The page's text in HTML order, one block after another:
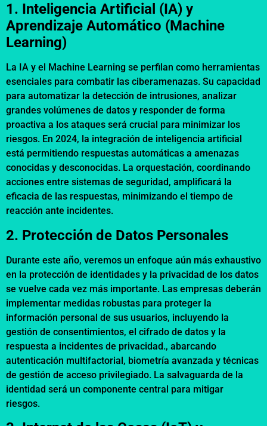
1. Inteligencia Artificial (IA) y
Aprendizaje Automático (Machine
Learning)
La IA y el Machine Learning se perfilan como herramientas
esenciales para combatir las ciberamenazas. Su capacidad
para automatizar la detección de intrusiones, analizar
grandes volúmenes de datos y responder de forma
proactiva a los ataques será crucial para minimizar los
riesgos. En 2024, la integración de inteligencia artificial
está permitiendo respuestas automáticas a amenazas
conocidas y desconocidas. La orquestación, coordinando
acciones entre sistemas de seguridad, amplificará la
eficacia de las respuestas, minimizando el tiempo de
reacción ante incidentes.
2. Protección de Datos Personales
Durante este año, veremos un enfoque aún más exhaustivo
en la protección de identidades y la privacidad de los datos
se vuelve cada vez más importante. Las empresas deberán
implementar medidas robustas para proteger la
información personal de sus usuarios, incluyendo la
gestión de consentimientos, el cifrado de datos y la
respuesta a incidentes de privacidad., abarcando
autenticación multifactorial, biometría avanzada y técnicas
de gestión de acceso privilegiado. La salvaguarda de la
identidad será un componente central para mitigar
riesgos.